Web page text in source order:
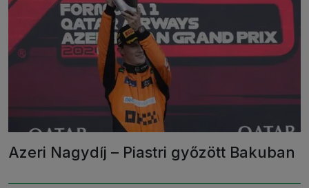
Azeri Nagydíj – Piastri győzött Bakuban